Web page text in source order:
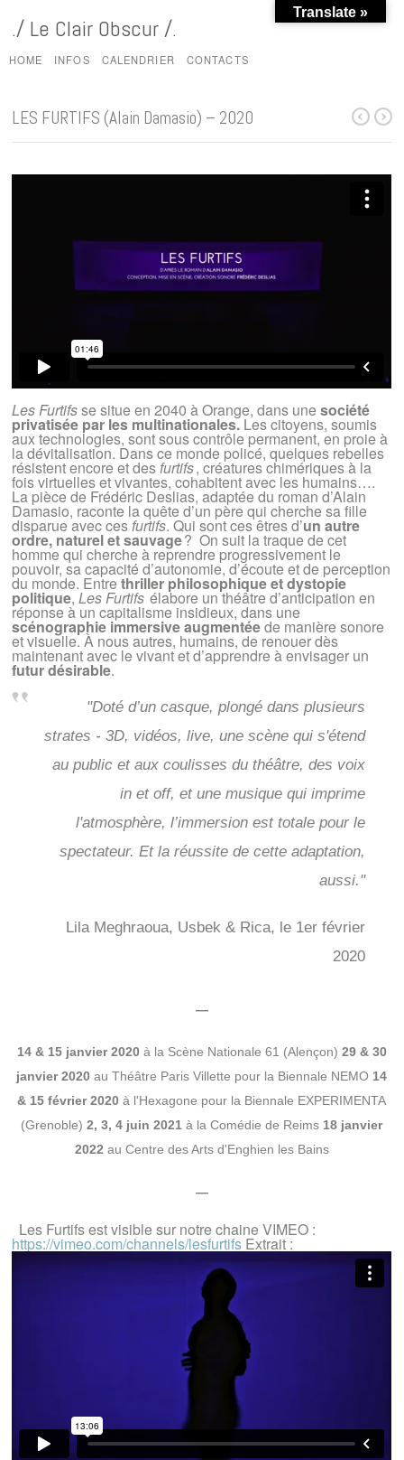
./ Le Clair Obscur /.
HOME INFOS CALENDRIER CONTACTS
LES FURTIFS (Alain Damasio) – 2020
Les Furtifsse situe en 2040 à Orange, dans unesociété
privatisée par les multinationales.Les citoyens, soumis
aux technologies, sont sous contrôle permanent, en proie à
la dévitalisation. Dans ce monde policé, quelques rebelles
résistent encore et desfurtifs, créatures chimériques à la
fois virtuelles et vivantes, cohabitent avec les humains….
La pièce de Frédéric Deslias, adaptée du roman d’Alain
Damasio, raconte la quête d’un père qui cherche sa fille
disparue avec cesfurtifs. Qui sont ces êtres d’un autre
ordre, naturel et sauvage? On suit la traque de cet
homme qui cherche à reprendre progressivement le
pouvoir, sa capacité d’autonomie, d’écoute et de perception
du monde. Entrethriller philosophique et dystopie
politique,Les Furtifsélabore un théâtre d’anticipation en
réponse à un capitalisme insidieux, dans une
scénographie immersive augmentéede manière sonore
et visuelle. À nous autres, humains, de renouer dès
maintenant avec le vivant et d’apprendre à envisager un
futur désirable.
"Doté d’un casque, plongé dans plusieurs
strates - 3D, vidéos, live, une scène qui s'étend
au public et aux coulisses du théâtre, des voix
in et off, et une musique qui imprime
l'atmosphère, l’immersion est totale pour le
spectateur. Et la réussite de cette adaptation,
aussi."
Lila Meghraoua, Usbek & Rica, le 1er février
2020
—
14 & 15 janvier 2020à la Scène Nationale 61 (Alençon) 29 & 30
janvier 2020au Théâtre Paris Villette pour la Biennale NEMO 14
& 15 février 2020 à l'Hexagone pour la Biennale EXPERIMENTA
(Grenoble) 2, 3, 4 juin 2021 à la Comédie de Reims 18 janvier
2022 au Centre des Arts d'Enghien les Bains
—
Les Furtifs est visible sur notre chaine VIMEO :
https://vimeo.com/channels/lesfurtifs Extrait :
Translate »